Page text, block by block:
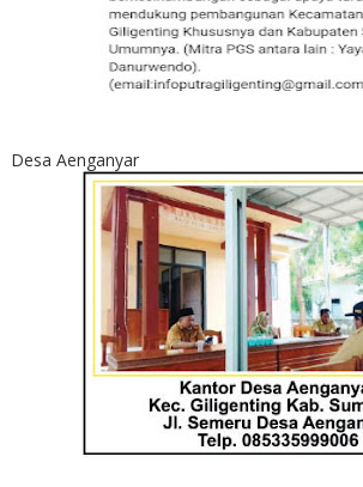
Desa Aenganyar